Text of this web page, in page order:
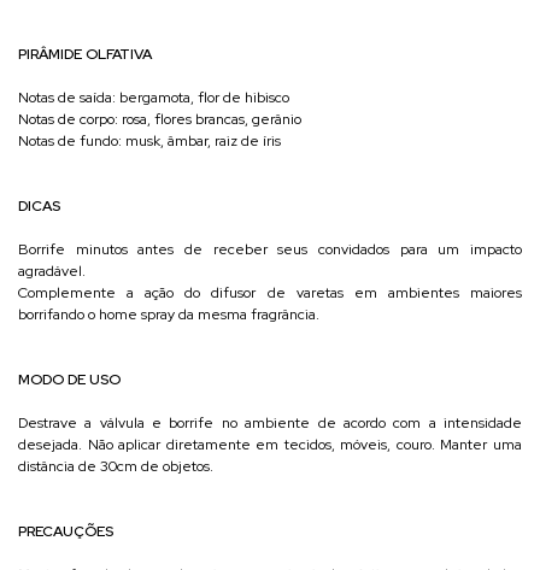
PIRÂMIDE OLFATIVA
Notas de saída: bergamota, flor de hibisco
Notas de corpo: rosa, flores brancas, gerânio
Notas de fundo: musk, âmbar, raiz de íris
DICAS
Borrife minutos antes de receber seus convidados para um impacto
agradável.
Complemente a ação do difusor de varetas em ambientes maiores
borrifando o home spray da mesma fragrância.
MODO DE USO
Destrave a válvula e borrife no ambiente de acordo com a intensidade
desejada. Não aplicar diretamente em tecidos, móveis, couro. Manter uma
distância de 30cm de objetos.
PRECAUÇÕES